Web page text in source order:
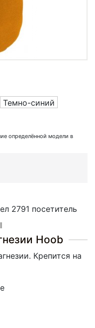
Темно-синий
определённой модели в
2791 посетитель
Hoob
Крепится на